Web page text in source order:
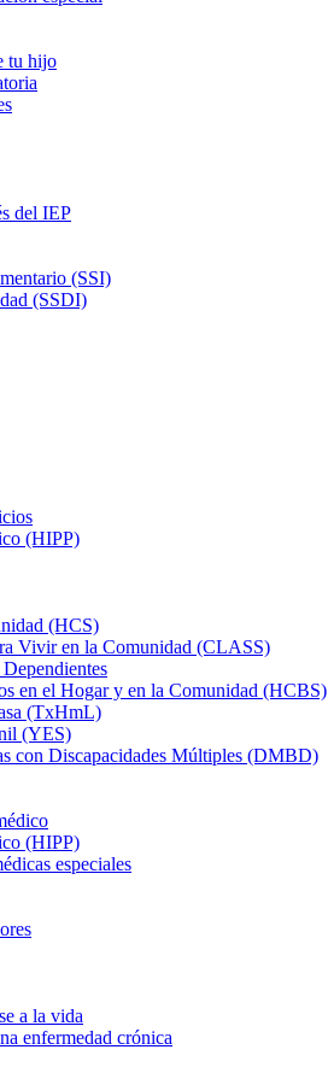
tu hijo
del IEP
(SSI)
(SSDI)
(HIPP)
(HCS)
Vivir en la Comunidad (CLASS)
en el Hogar y en la Comunidad (HCBS)
(TxHmL)
(YES)
con Discapacidades Múltiples (DMBD)
(HIPP)
especiales
a la vida
enfermedad crónica